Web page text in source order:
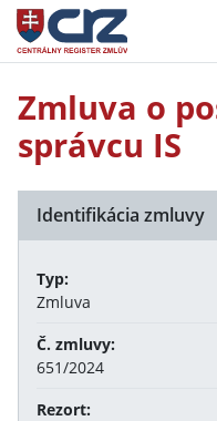
Zmluva o
správcu IS
Identifikácia zmluvy
Typ:
Zmluva
Č. zmluvy:
651/2024
Rezort: